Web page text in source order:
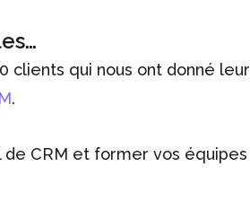
clients qui nous ont donné leur
.
CRM et former vos équipes